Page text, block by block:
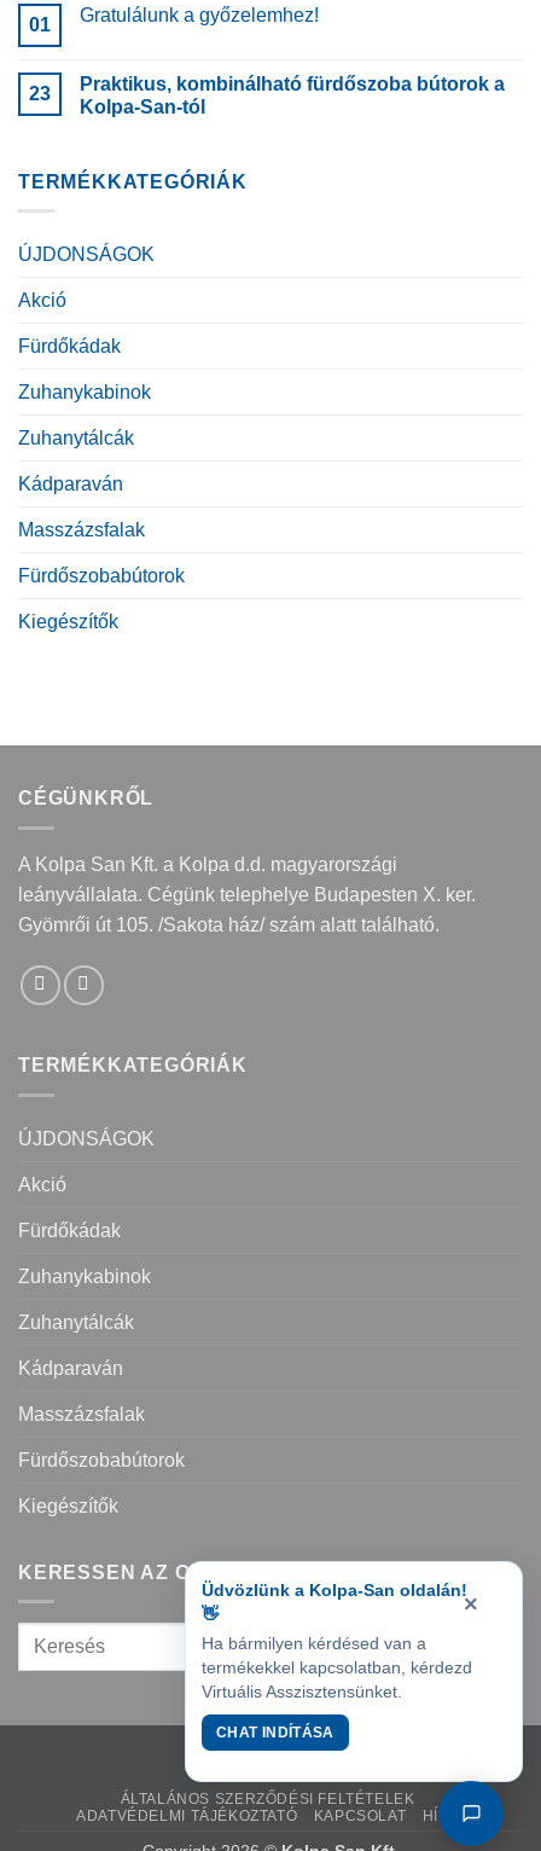
01 Gratulálunk a győzelemhez!
23
Praktikus, kombinálható fürdőszoba bútorok a
Kolpa-San-tól
TERMÉKKATEGÓRIÁK
ÚJDONSÁGOK
Akció
Fürdőkádak
Zuhanykabinok
Zuhanytálcák
Kádparaván
Masszázsfalak
Fürdőszobabútorok
Kiegészítők
CÉGÜNKRŐL
A Kolpa San Kft. a Kolpa d.d. magyarországi
leányvállalata. Cégünk telephelye Budapesten X. ker.
Gyömrői út 105. /Sakota ház/ szám alatt található.
TERMÉKKATEGÓRIÁK
ÚJDONSÁGOK
Akció
Fürdőkádak
Zuhanykabinok
Zuhanytálcák
Kádparaván
Masszázsfalak
Fürdőszobabútorok
Kiegészítők
KERESSEN AZ OLDALON
ÁLTALÁNOS SZERZŐDÉSI FELTÉTELEK
ADATVÉDELMI TÁJÉKOZTATÓ
KAPCSOLAT HÍREK
×
Üdvözlünk a Kolpa-San oldalán!
👋
Ha bármilyen kérdésed van a
termékekkel kapcsolatban, kérdezd
Virtuális Asszisztensünket.
CHAT INDÍTÁSA